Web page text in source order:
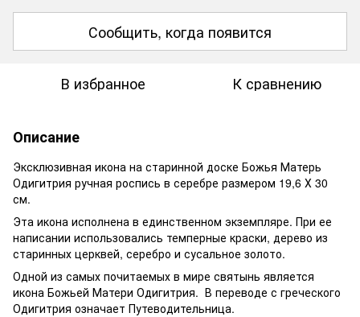
Сообщить, когда появится
В избранное К сравнению
Описание
Эксклюзивная икона на старинной доске Божья Матерь
Одигитрия ручная роспись в серебре размером 19,6 Х 30
см.
Эта икона исполнена в единственном экземпляре. При ее
написании использовались темперные краски, дерево из
старинных церквей, серебро и сусальное золото.
Одной из самых почитаемых в мире святынь является
икона Божьей Матери Одигитрия. В переводе с греческого
Одигитрия означает Путеводительница.